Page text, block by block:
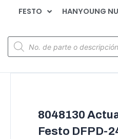
FESTO HANYOUNG
8048130
Festo DFPD-